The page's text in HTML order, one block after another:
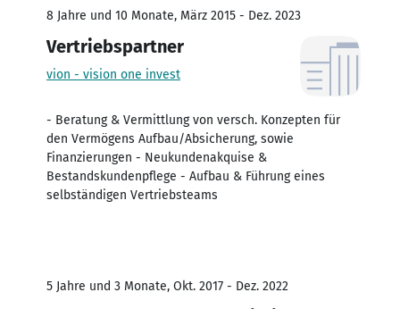
8 Jahre und 10 Monate, März 2015 - Dez. 2023
Vertriebspartner
vion - vision one invest
- Beratung & Vermittlung von versch. Konzepten für
den Vermögens Aufbau/Absicherung, sowie
Finanzierungen - Neukundenakquise &
Bestandskundenpflege - Aufbau & Führung eines
selbständigen Vertriebsteams
5 Jahre und 3 Monate, Okt. 2017 - Dez. 2022